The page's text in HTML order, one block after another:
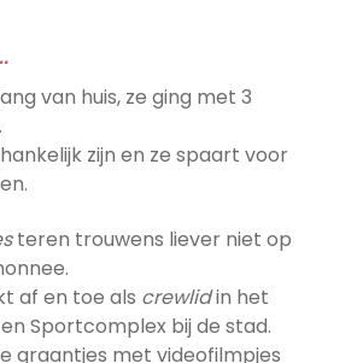
van huis, ze ging met 3
zijn en ze spaart voor
teren trouwens liever niet op
af en toe als crewlidin het
Sportcomplex bij de stad.
graantjes met videofilmpjes